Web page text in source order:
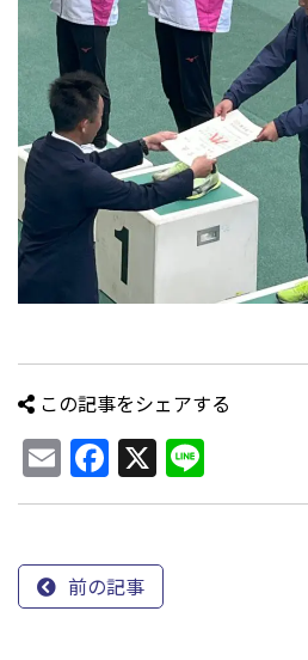
この記事をシェアする
EmailFacebook
X
前の記事